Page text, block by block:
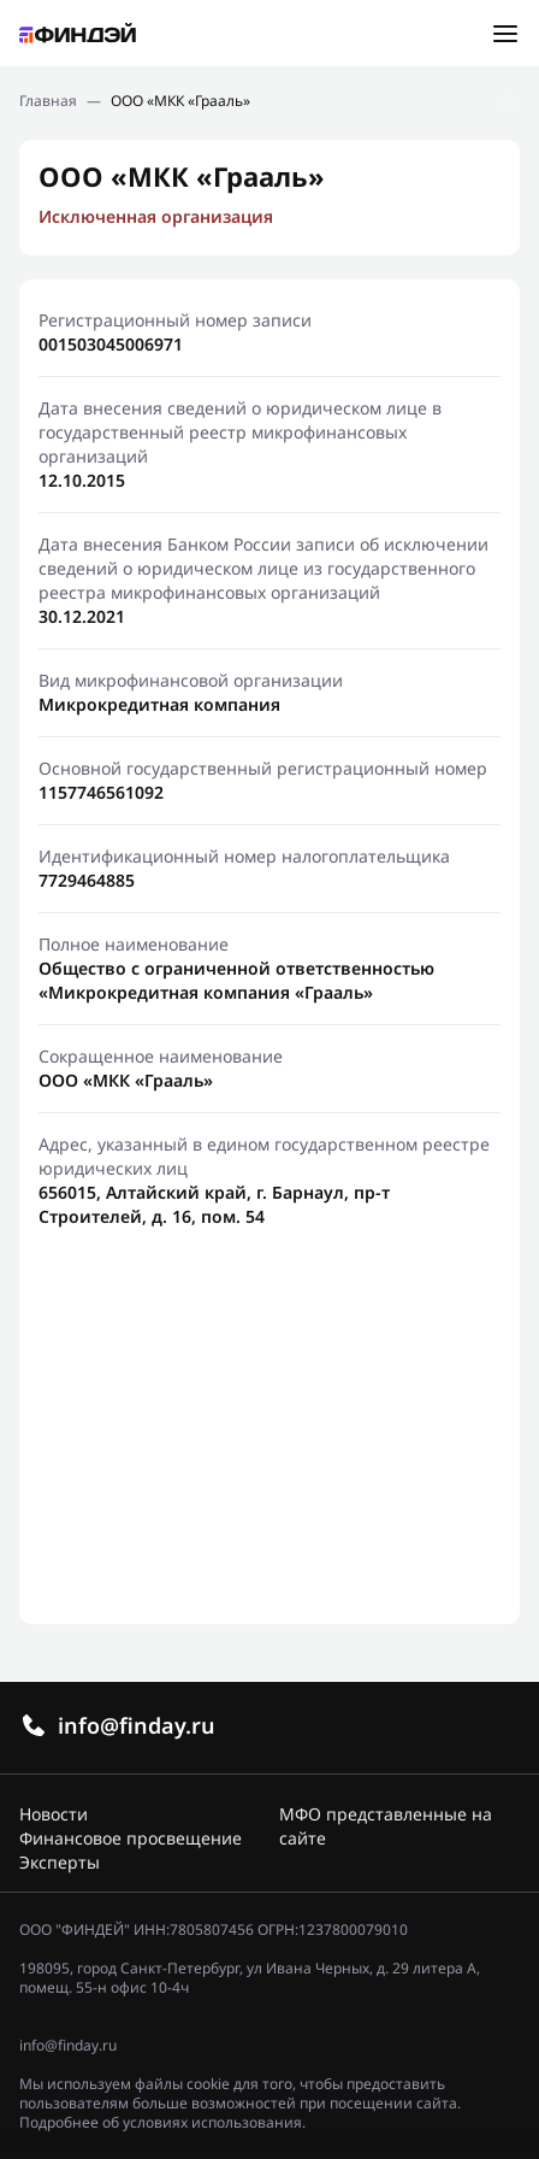
Подбор займа
Новости
Финансовое просвещение
Главная — ООО «МКК «Грааль»
ООО «МКК «Грааль»
Исключенная организация
Регистрационный номер записи
001503045006971
Дата внесения сведений о юридическом лице в
государственный реестр микрофинансовых
организаций
12.10.2015
Дата внесения Банком России записи об исключении
сведений о юридическом лице из государственного
реестра микрофинансовых организаций
30.12.2021
Вид микрофинансовой организации
Микрокредитная компания
Основной государственный регистрационный номер
1157746561092
Идентификационный номер налогоплательщика
7729464885
Полное наименование
Общество с ограниченной ответственностью
«Микрокредитная компания «Грааль»
Сокращенное наименование
ООО «МКК «Грааль»
Адрес, указанный в едином государственном реестре
юридических лиц
656015, Алтайский край, г. Барнаул, пр-т
Строителей, д. 16, пом. 54
info@finday.ru
Новости
Финансовое просвещение
Эксперты
МФО представленные на
сайте
ООО "ФИНДЕЙ" ИНН:7805807456 ОГРН:1237800079010
198095, город Санкт-Петербург, ул Ивана Черных, д. 29 литера А,
помещ. 55-н офис 10-4ч
info@finday.ru
Мы используем файлы cookie для того, чтобы предоставить
пользователям больше возможностей при посещении сайта.
Подробнее об условиях использования.
Ошибка:Контактная форма не найдена.
Спасибо, что написали нам
Мы свяжемся с Вами в ближайшее время и сообщим
результат
Отправить новый запрос